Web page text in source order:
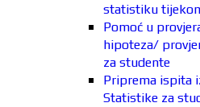
statistiku
Pomoć u
hipoteza/
za studente
Priprema ispita
Statistike za